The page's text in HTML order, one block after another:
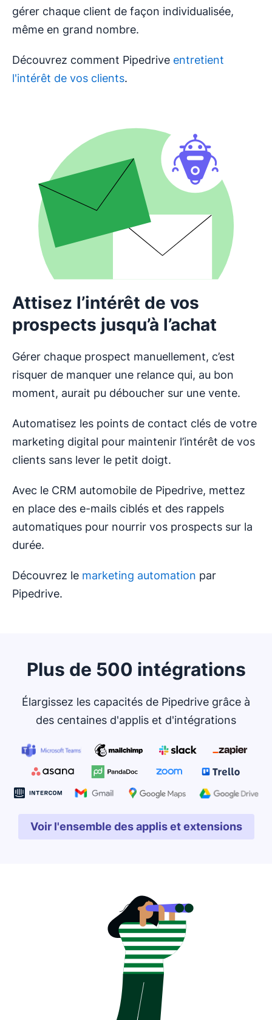
gérer chaque client de façon individualisée,
même en grand nombre.
Découvrez comment Pipedrive entretient
l'intérêt de vos clients.
Attisez l’intérêt de vos
prospects jusqu’à l’achat
Gérer chaque prospect manuellement, c’est
risquer de manquer une relance qui, au bon
moment, aurait pu déboucher sur une vente.
Automatisez les points de contact clés de votre
marketing digital pour maintenir l’intérêt de vos
clients sans lever le petit doigt.
Avec le CRM automobile de Pipedrive, mettez
en place des e-mails ciblés et des rappels
automatiques pour nourrir vos prospects sur la
durée.
Découvrez le marketing automation par
Pipedrive.
Plus de 500 intégrations
Élargissez les capacités de Pipedrive grâce à
des centaines d'applis et d'intégrations
Voir l'ensemble des applis et extensions
S'ouvre dans une